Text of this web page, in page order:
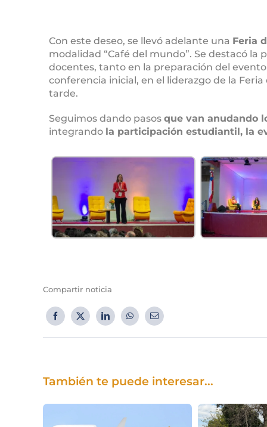
Con este deseo, se llevó adelante una Feria
modalidad “Café del mundo”. Se destacó
docentes, tanto en la preparación del
conferencia inicial, en el liderazgo de la
tarde.
Seguimos dando pasos que van anudando
integrando la participación estudiantil, la
Compartir noticia
También te puede interesar...